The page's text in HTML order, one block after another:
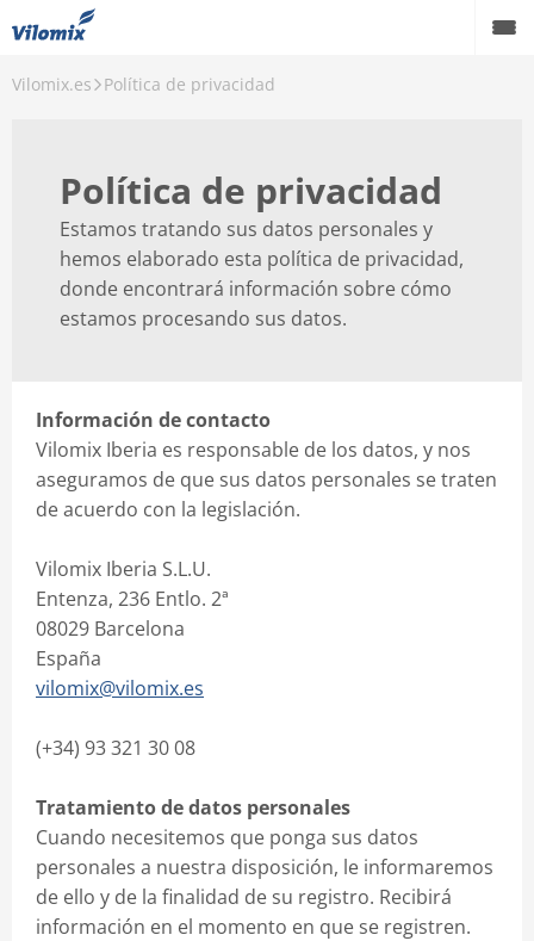
Vilomix.es Política de privacidad
Política de privacidad
Estamos tratando sus datos personales y
hemos elaborado esta política de privacidad,
donde encontrará información sobre cómo
estamos procesando sus datos.
Información de contacto
Vilomix Iberia es responsable de los datos, y nos
aseguramos de que sus datos personales se traten
de acuerdo con la legislación.
Vilomix Iberia S.L.U.
Entenza, 236 Entlo. 2ª
08029 Barcelona
España
vilomix@vilomix.es
(+34) 93 321 30 08
Tratamiento de datos personales
Cuando necesitemos que ponga sus datos
personales a nuestra disposición, le informaremos
de ello y de la finalidad de su registro. Recibirá
información en el momento en que se registren.